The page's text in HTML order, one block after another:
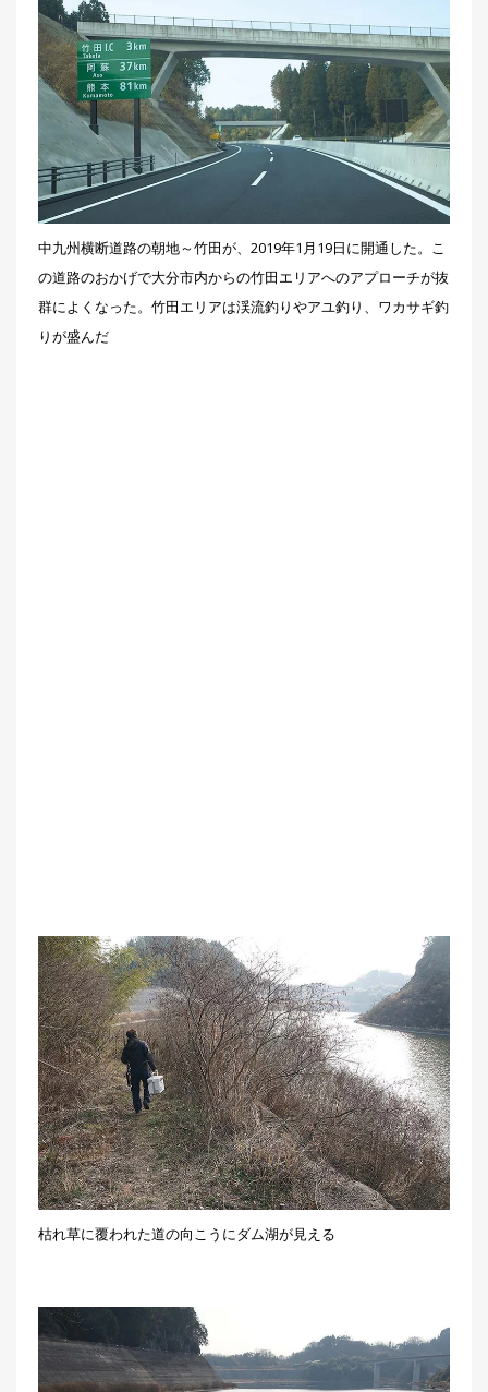
中九州横断道路の朝地～竹田が、2019年1月19日に開通した。こ
の道路のおかげで大分市内からの竹田エリアへのアプローチが抜
群によくなった。竹田エリアは渓流釣りやアユ釣り、ワカサギ釣
りが盛んだ
枯れ草に覆われた道の向こうにダム湖が見える